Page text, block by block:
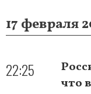
17 февраля
22:25
что